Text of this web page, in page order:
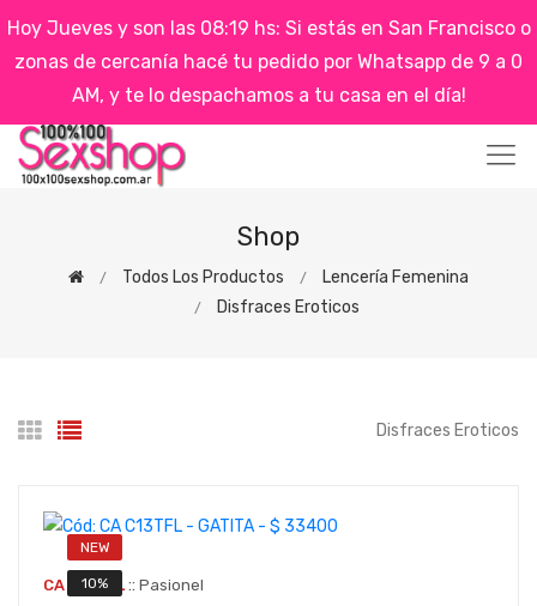
Hoy Jueves y son las 08:19 hs: Si estás en San Francisco o
zonas de cercanía hacé tu pedido por Whatsapp de 9 a 0
AM, y te lo despachamos a tu casa en el día!
Shop
Todos Los Productos
Lencería Femenina
Disfraces Eroticos
Disfraces Eroticos
NEW
10%
CA C13TFL:: Pasionel